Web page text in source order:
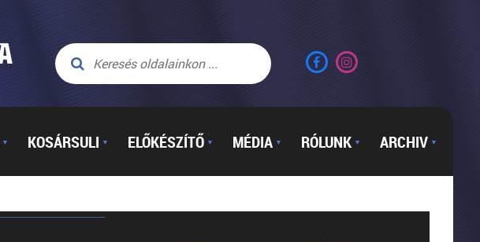
▼ KOSÁRSULI ▼ ELŐKÉSZÍTŐ ▼ MÉDIA ▼ RÓLUNK ▼ ARCHIV ▼